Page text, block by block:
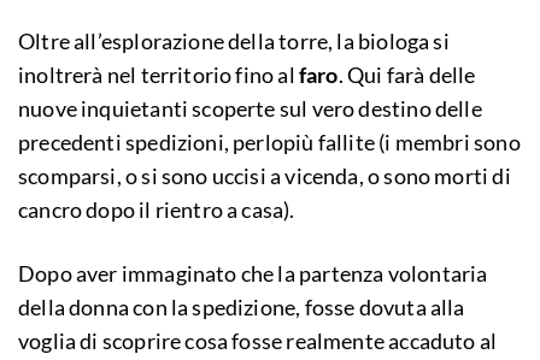
Oltre all’esplorazione della torre, la biologa si
inoltrerà nel territorio fino alfaro. Qui farà delle
nuove inquietanti scoperte sul vero destino delle
precedenti spedizioni, perlopiù fallite (i membri sono
scomparsi, o si sono uccisi a vicenda, o sono morti di
cancro dopo il rientro a casa).
Dopo aver immaginato che la partenza volontaria
della donna con la spedizione, fosse dovuta alla
voglia di scoprire cosa fosse realmente accaduto al